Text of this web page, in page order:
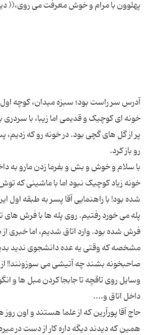
خونه ای کوچیک و قدیمی اما زیبا، با
با سلام و خوش و بش و بفرما زدن مارو به
خونه زیاد کوچیک نبود اما با ماشینی که
پله می خورد رفتیم. روی پله ها با فرش
فرش شده بود. وارد اتاق شدیم، اما خبری
مشخصه که وقتی یه عده دانشجوی ندید
صاحبخونه بشند چه آتیشی می سوزونند!!
وسایل روی تاقچه تا جابجاکردن مبل ها و
حاج آقا پورآرین که از علما هستند و اون
همین که دیدند دیگه داره کار از دست در